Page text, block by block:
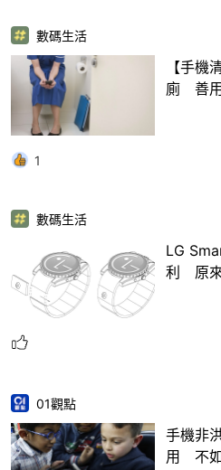
數碼生活
【手機
廁 善用
1
數碼生活
LG
利 原來
01觀點
手機非
用 不